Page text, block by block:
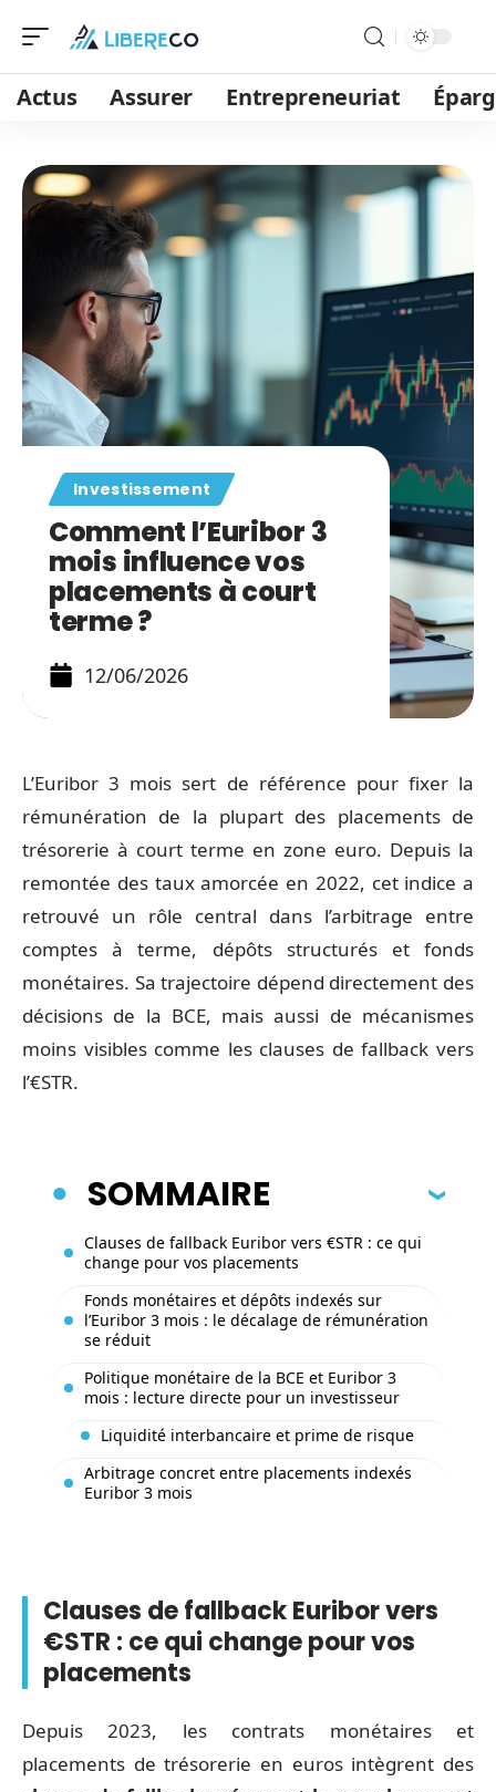
Actus Assurer Entrepreneuriat
Investissement
Comment l’Euribor 3
mois influence vos
placements à court
terme ?
12/06/2026
L’Euribor 3 mois sert de référence pour fixer la
rémunération de la plupart des placements de
trésorerie à court terme en zone euro. Depuis la
remontée des taux amorcée en 2022, cet indice a
retrouvé un rôle central dans l’arbitrage entre
comptes à terme, dépôts structurés et fonds
monétaires. Sa trajectoire dépend directement des
décisions de la BCE, mais aussi de mécanismes
moins visibles comme les clauses de fallback vers
l’€STR.
SOMMAIRE
Clauses de fallback Euribor vers €STR : ce qui
change pour vos placements
Fonds monétaires et dépôts indexés sur
l’Euribor 3 mois : le décalage de rémunération
se réduit
Politique monétaire de la BCE et Euribor 3
mois : lecture directe pour un investisseur
Liquidité interbancaire et prime de risque
Arbitrage concret entre placements indexés
Euribor 3 mois
Clauses de fallback Euribor vers
€STR : ce qui change pour vos
placements
Depuis 2023, les contrats monétaires et
placements de trésorerie en euros intègrent des